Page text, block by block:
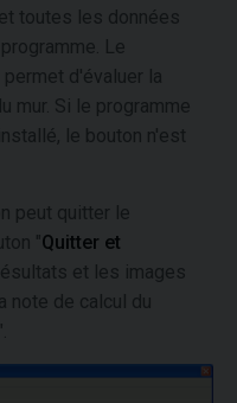
et toutes les données
Le
permet d'évaluer la
mur. Si le programme
le bouton n'est
peut quitter le
"Quitter et
et les images
note de calcul du
".